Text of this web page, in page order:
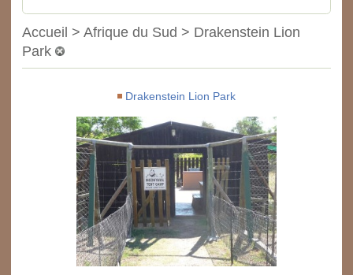
Accueil > Afrique du Sud > Drakenstein Lion
Park
Drakenstein Lion Park